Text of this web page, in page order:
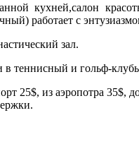
кухней,салон
работает с
зал.
в теннисный и гольф-
25$, из аэропотра